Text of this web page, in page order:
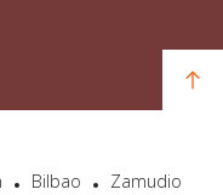
Bilbao
Zamudio